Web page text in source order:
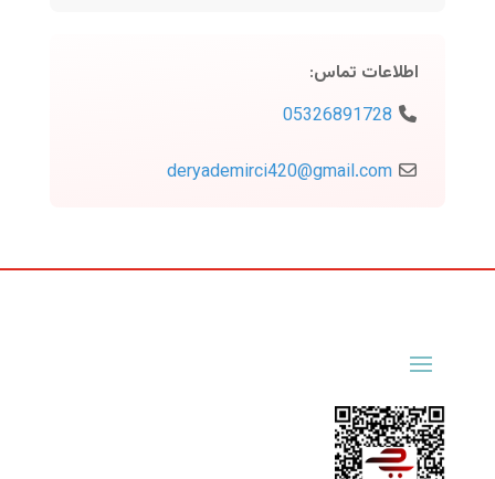
اطلاعات تماس:
05326891728
deryademirci420@gmail.com